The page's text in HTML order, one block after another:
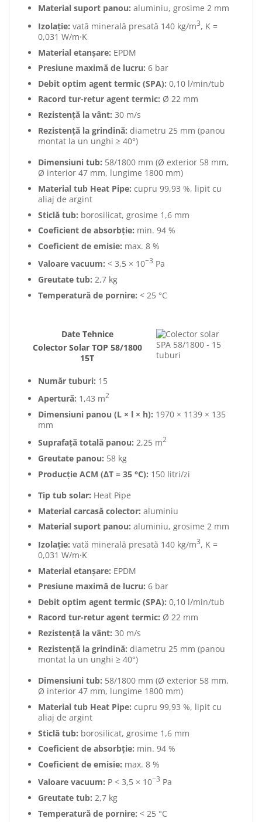
Material suport panou: aluminiu, grosime 2 mm
Izolație: vată minerală presată 140 kg/m3, K =
0,031 W/m·K
Material etanșare: EPDM
Presiune maximă de lucru: 6 bar
Debit optim agent termic (SPA): 0,10 l/min/tub
Racord tur-retur agent termic: Ø 22 mm
Rezistență la vânt: 30 m/s
Rezistență la grindină: diametru 25 mm (panou
montat la un unghi ≥ 40°)
Dimensiuni tub: 58/1800 mm (Ø exterior 58 mm,
Ø interior 47 mm, lungime 1800 mm)
Material tub Heat Pipe: cupru 99,93 %, lipit cu
aliaj de argint
Sticlă tub: borosilicat, grosime 1,6 mm
Coeficient de absorbție: min. 94 %
Coeficient de emisie: max. 8 %
Valoare vacuum: < 3,5 × 10−3 Pa
Greutate tub: 2,7 kg
Temperatură de pornire: < 25 °C
Date Tehnice
Colector Solar TOP 58/1800
15T
Număr tuburi: 15
Apertură: 1,43 m2
Dimensiuni panou (L × l × h): 1970 × 1139 × 135
mm
Suprafață totală panou: 2,25 m2
Greutate panou: 58 kg
Producție ACM (ΔT = 35 °C): 150 litri/zi
Tip tub solar: Heat Pipe
Material carcasă colector: aluminiu
Material suport panou: aluminiu, grosime 2 mm
Izolație: vată minerală presată 140 kg/m3, K =
0,031 W/m·K
Material etanșare: EPDM
Presiune maximă de lucru: 6 bar
Debit optim agent termic (SPA): 0,10 l/min/tub
Racord tur-retur agent termic: Ø 22 mm
Rezistență la vânt: 30 m/s
Rezistență la grindină: diametru 25 mm (panou
montat la un unghi ≥ 40°)
Dimensiuni tub: 58/1800 mm (Ø exterior 58 mm,
Ø interior 47 mm, lungime 1800 mm)
Material tub Heat Pipe: cupru 99,93 %, lipit cu
aliaj de argint
Sticlă tub: borosilicat, grosime 1,6 mm
Coeficient de absorbție: min. 94 %
Coeficient de emisie: max. 8 %
Valoare vacuum: P < 3,5 × 10−3 Pa
Greutate tub: 2,7 kg
Temperatură de pornire: < 25 °C